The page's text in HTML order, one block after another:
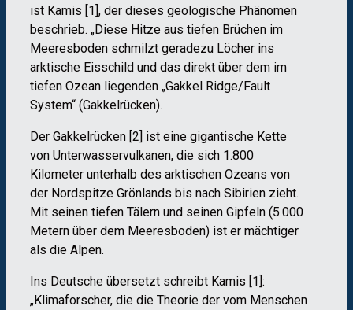
ist Kamis [1], der dieses geologische Phänomen
beschrieb. „Diese Hitze aus tiefen Brüchen im
Meeresboden schmilzt geradezu Löcher ins
arktische Eisschild und das direkt über dem im
tiefen Ozean liegenden „Gakkel Ridge/Fault
System“ (Gakkelrücken).
Der Gakkelrücken [2] ist eine gigantische Kette
von Unterwasservulkanen, die sich 1.800
Kilometer unterhalb des arktischen Ozeans von
der Nordspitze Grönlands bis nach Sibirien zieht.
Mit seinen tiefen Tälern und seinen Gipfeln (5.000
Metern über dem Meeresboden) ist er mächtiger
als die Alpen.
Ins Deutsche übersetzt schreibt Kamis [1]:
„Klimaforscher, die die Theorie der vom Menschen